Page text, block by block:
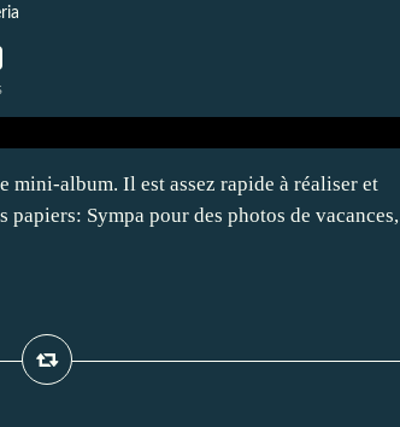
mini-album. Il est assez rapide à réaliser et
Sympa pour des photos de vacances,